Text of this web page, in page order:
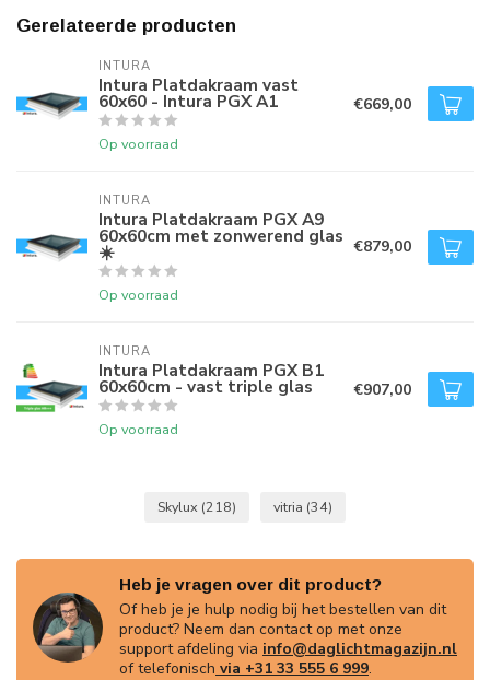
Gerelateerde producten
INTURA
Intura Platdakraam vast
60x60 - Intura PGX A1
Op voorraad
€669,00
INTURA
Intura Platdakraam PGX A9
60x60cm met zonwerend glas
☀️
Op voorraad
€879,00
INTURA
Intura Platdakraam PGX B1
60x60cm - vast triple glas
Op voorraad
€907,00
Skylux (218) vitria (34)
Heb je vragen over dit product?
Of heb je je hulp nodig bij het bestellen van dit
product? Neem dan contact op met onze
support afdeling via info@daglichtmagazijn.nl
of telefonisch via +31 33 555 6 999.